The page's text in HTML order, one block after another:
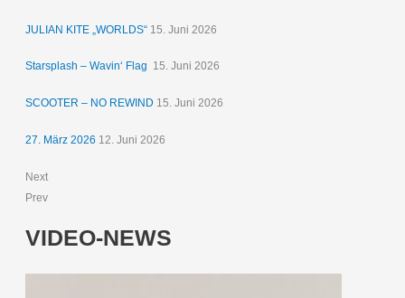
JULIAN KITE „WORLDS“ 15. Juni 2026
Starsplash – Wavin‘ Flag 15. Juni 2026
SCOOTER – NO REWIND 15. Juni 2026
27. März 2026 12. Juni 2026
Next
Prev
VIDEO-NEWS